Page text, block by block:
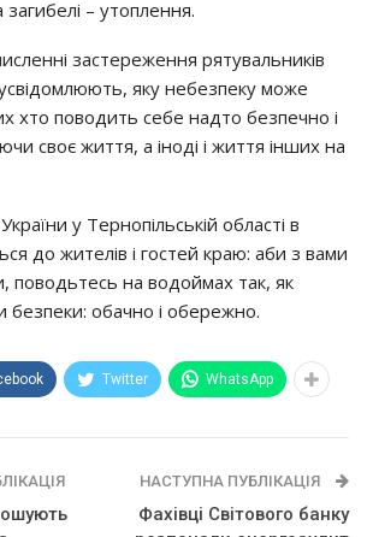
– утоплення.
застереження рятувальників
яку небезпеку може
хто поводить себе надто безпечно і
своє життя, а іноді і життя інших на
у Тернопільській області в
до жителів і гостей краю: аби з вами
поводьтесь на водоймах так, як
безпеки: обачно і обережно.
Twitter WhatsApp
НАСТУПНА ПУБЛІКАЦІЯ
Фахівці Світового банку